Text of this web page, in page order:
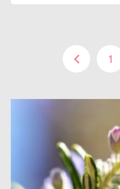
1